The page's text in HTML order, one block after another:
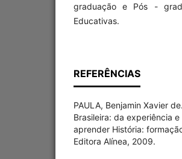
graduação e Pós -
Educativas.
REFERÊNCIAS
PAULA, Benjamin Xavier
Brasileira: da experiência
aprender História:
Editora Alínea, 2009.